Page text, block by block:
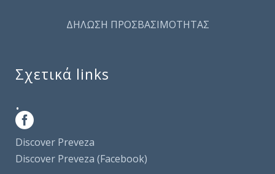
ΔΗΛΩΣΗ ΠΡΟΣΒΑΣΙΜΟΤΗΤΑΣ
Σχετικά links
.
Discover Preveza
Discover Preveza (Facebook)